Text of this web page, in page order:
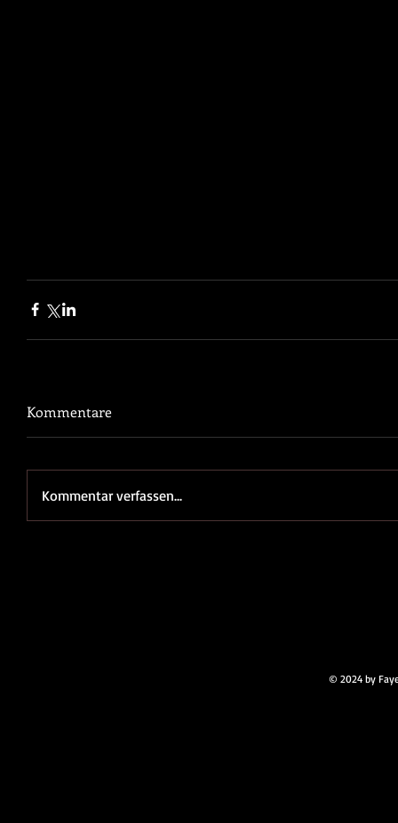
Kommentare
Kommentar verfassen...
© 2024 by